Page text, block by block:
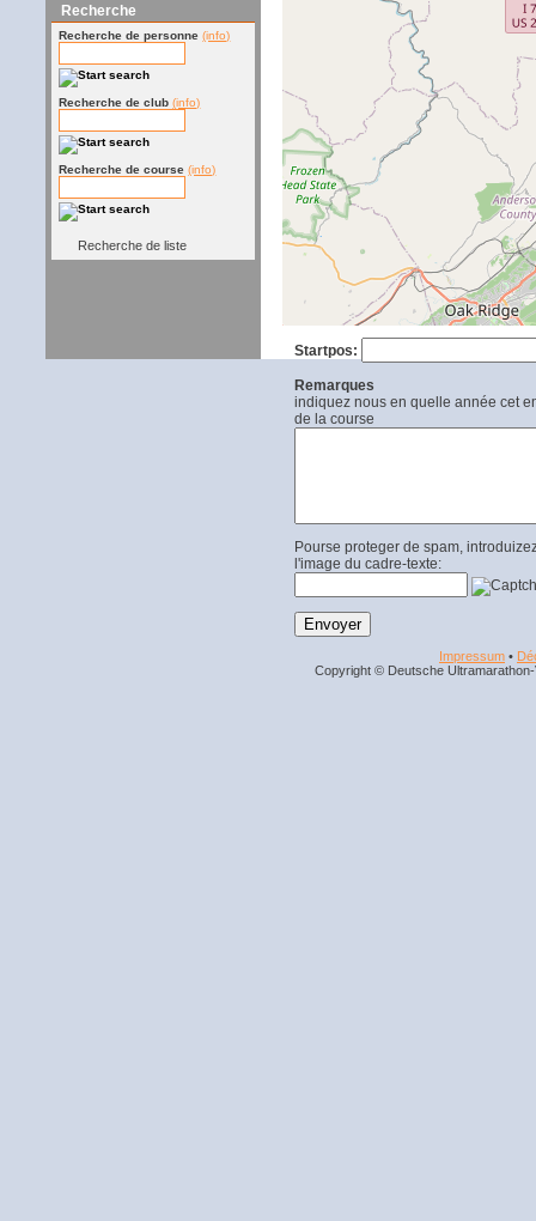
Recherche
Recherche de personne (info)
Recherche de club (info)
Recherche de course (info)
Recherche de liste
Startpos:
Remarques
indiquez nous en quelle année cet
de la course
Pourse proteger de spam,
l'image du cadre-texte:
Impressum •
Copyright © Deutsche